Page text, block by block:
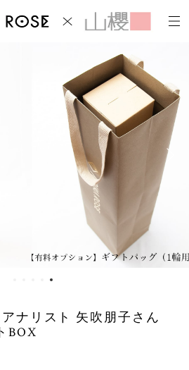
ナリスト 矢吹朋子さん
BOX